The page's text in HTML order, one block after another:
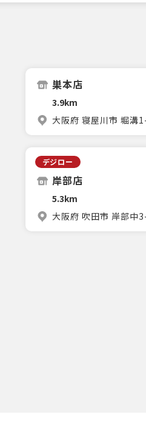
巣本店
3.9km
大阪府 寝屋川市 堀溝
デジロー
岸部店
5.3km
大阪府 吹田市 岸部中